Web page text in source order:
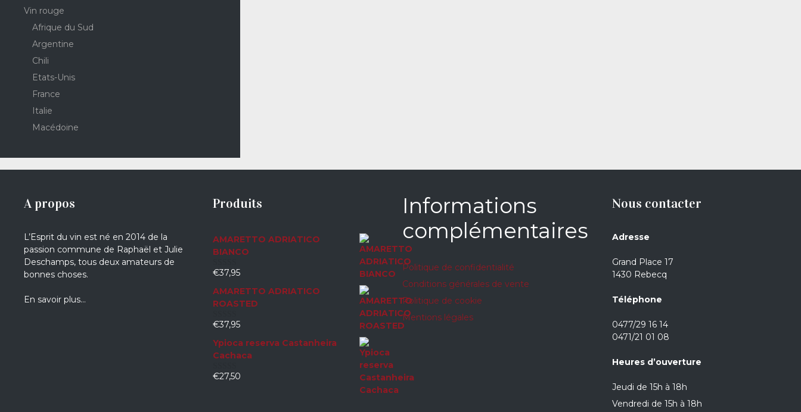
Vin rouge
Afrique du Sud
Argentine
Chili
Etats-Unis
France
Italie
Macédoine
A propos
L’Esprit du vin est né en 2014 de la
passion commune de Raphaël et Julie
Deschamps, tous deux amateurs de
bonnes choses.
En savoir plus…
Produits
AMARETTO ADRIATICO
BIANCO
0
5
€37,95
AMARETTO ADRIATICO
ROASTED
0
5
€37,95
Ypioca reserva Castanheira
Cachaca
0
€27,50
Informations
complémentaires
Politique de confidentialité
Conditions générales de vente
Politique de cookie
Mentions légales
Nous contacter
Adresse
Grand Place 17
1430 Rebecq
Téléphone
0477/29 16 14
0471/21 01 08
Heures d’ouverture
Jeudi de 15h à 18h
Vendredi de 15h à 18h